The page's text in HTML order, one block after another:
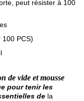
peut résister à 100
PCS)
de vide et mousse
pour tenir les
de la